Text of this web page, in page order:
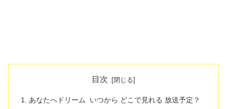
目次
あなたへドリーム いつから どこで見れる 放送予定？